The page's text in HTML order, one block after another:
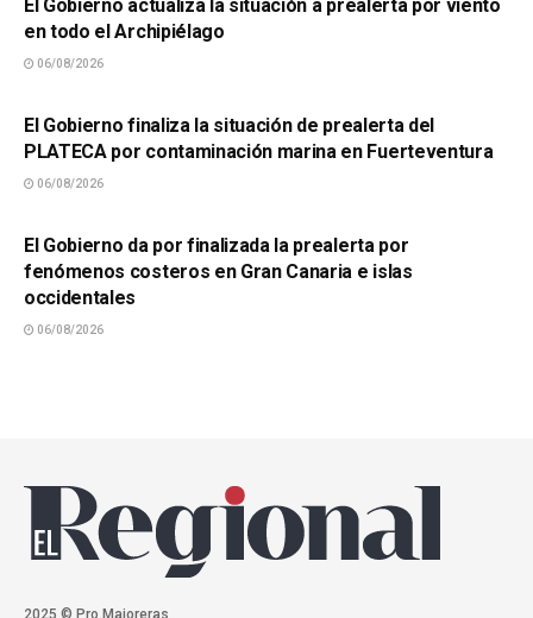
El Gobierno actualiza la situación a prealerta por viento
en todo el Archipiélago
06/08/2026
El Gobierno finaliza la situación de prealerta del
PLATECA por contaminación marina en Fuerteventura
06/08/2026
El Gobierno da por finalizada la prealerta por
fenómenos costeros en Gran Canaria e islas
occidentales
06/08/2026
2025 © Pro.Majoreras